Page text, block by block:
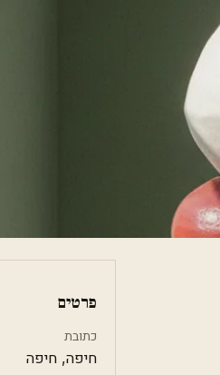
פרטים
כתובת
חיפה, חיפה